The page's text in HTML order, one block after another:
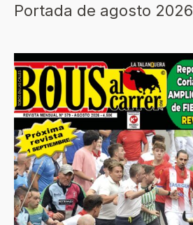
Portada de agosto 2026